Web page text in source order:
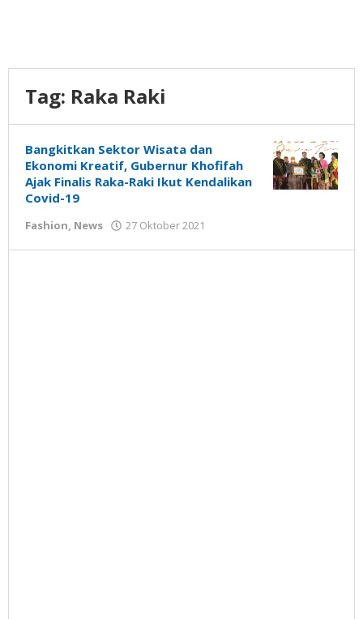
Tag: Raka Raki
Bangkitkan Sektor Wisata dan
Ekonomi Kreatif, Gubernur Khofifah
Ajak Finalis Raka-Raki Ikut Kendalikan
Covid-19
Fashion, News 27 Oktober 2021
Susanto